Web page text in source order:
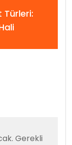
Gerekli